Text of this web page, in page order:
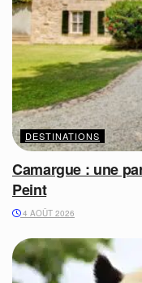
DESTINATIONS
Camargue : une
Peint
4 AOÛT 2026